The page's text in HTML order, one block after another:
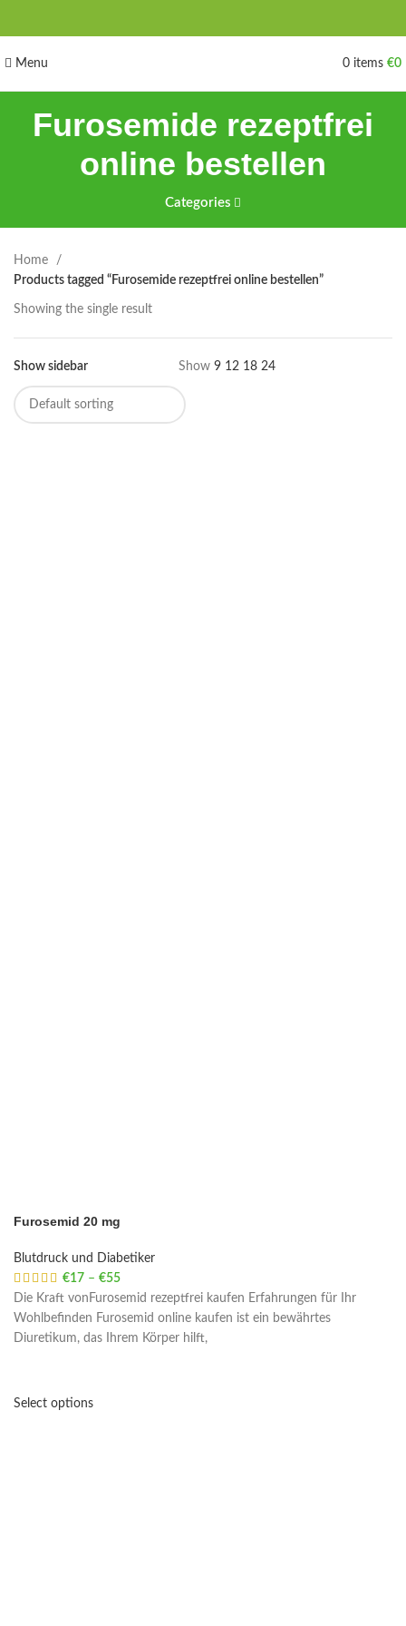
Menu 0 items €0
Furosemide rezeptfrei
online bestellen
Categories
Home
Products tagged “Furosemide rezeptfrei online bestellen”
Showing the single result
Show sidebar Show 9 12 18 24
Furosemid 20 mg
Blutdruck und Diabetiker
€17 – €55
Die Kraft vonFurosemid rezeptfrei kaufen Erfahrungen für Ihr
Wohlbefinden Furosemid online kaufen ist ein bewährtes
Diuretikum, das Ihrem Körper hilft,
Select options